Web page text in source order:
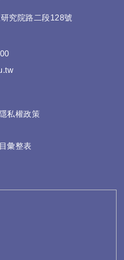
究院路二段128號
私權政策
彙整表